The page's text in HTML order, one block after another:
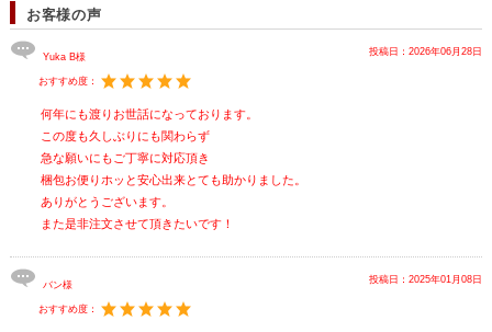
お客様の声
Yuka B様 投稿日： 2026年06月28日
おすすめ度：
何年にも渡りお世話になっております。
この度も久しぶりにも関わらず
急な願いにもご丁寧に対応頂き
梱包お便りホッと安心出来とても助かりました。
ありがとうございます。
また是非注文させて頂きたいです！
バン様 投稿日： 2025年01月08日
おすすめ度：